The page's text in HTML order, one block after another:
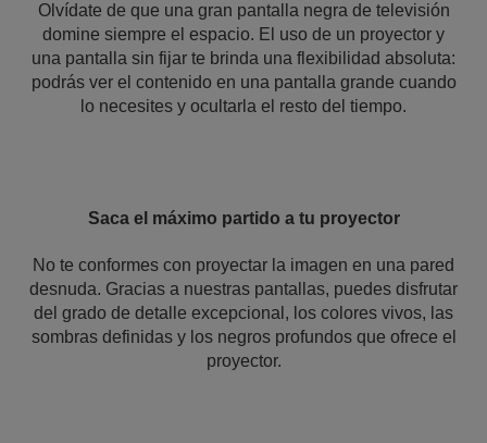
Olvídate de que una gran pantalla negra de televisión
domine siempre el espacio. El uso de un proyector y
una pantalla sin fijar te brinda una flexibilidad absoluta:
podrás ver el contenido en una pantalla grande cuando
lo necesites y ocultarla el resto del tiempo.
Saca el máximo partido a tu proyector
No te conformes con proyectar la imagen en una pared
desnuda. Gracias a nuestras pantallas, puedes disfrutar
del grado de detalle excepcional, los colores vivos, las
sombras definidas y los negros profundos que ofrece el
proyector.